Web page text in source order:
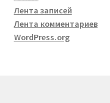
Лента записей
Лента комментариев
WordPress.org